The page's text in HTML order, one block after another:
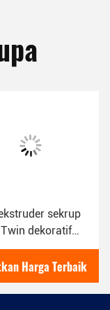
sekrup
dekoratif
Harga Terbaik